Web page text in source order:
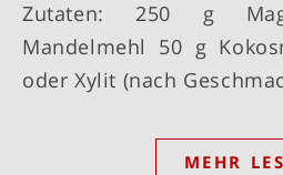
Zutaten: 250 g Magerquark 150 g
Mandelmehl 50 g
oder Xylit (nach
MEHR